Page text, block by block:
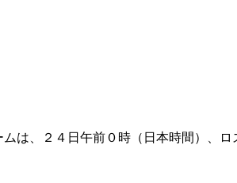
は、２４日午前０時（日本時間）、